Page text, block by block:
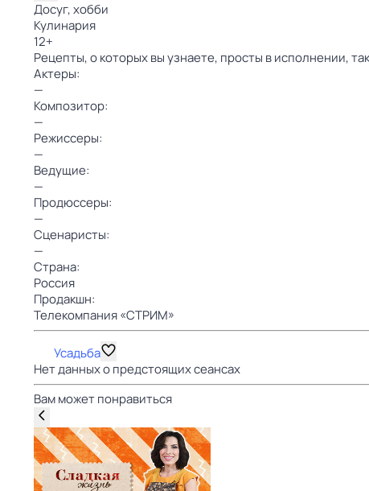
Досуг, хобби
Кулинария
12+
Рецепты, о которых вы узнаете, просты в исполнении,
Актеры:
—
Композитор:
—
Режиссеры:
—
Ведущие:
—
Продюссеры:
—
Сценаристы:
—
Страна:
Россия
Продакшн:
Телекомпания «СТРИМ»
Усадьба
Нет данных о предстоящих сеансах
Вам может понравиться